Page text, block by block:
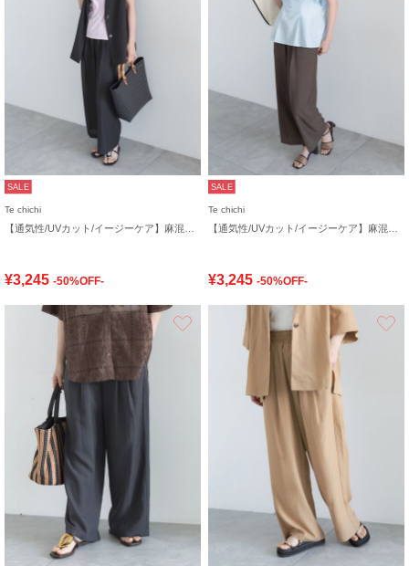
SALE
Te chichi
¥3,245 -50%OFF-
SALE
Te chichi
¥3,245 -50%OFF-